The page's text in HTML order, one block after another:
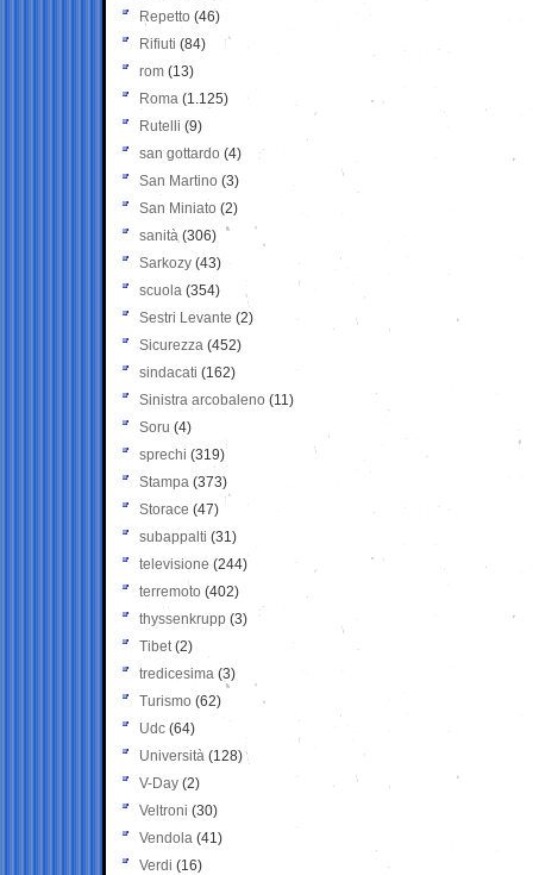
Repetto (46)
Rifiuti (84)
rom (13)
Roma (1.125)
Rutelli (9)
san gottardo (4)
San Martino (3)
San Miniato (2)
sanità (306)
Sarkozy (43)
scuola (354)
Sestri Levante (2)
Sicurezza (452)
sindacati (162)
Sinistra arcobaleno (11)
Soru (4)
sprechi (319)
Stampa (373)
Storace (47)
subappalti (31)
televisione(244)
terremoto (402)
thyssenkrupp (3)
Tibet(2)
tredicesima (3)
Turismo (62)
Udc (64)
Università (128)
V-Day (2)
Veltroni (30)
Vendola (41)
Verdi (16)